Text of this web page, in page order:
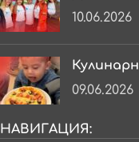
10.06.2026
09.06.2026
НАВИГАЦИЯ: